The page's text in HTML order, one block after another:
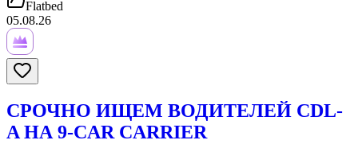
Flatbed
05.08.26
СРОЧНО ИЩЕМ ВОДИТЕЛЕЙ CDL-
A НА 9-CAR CARRIER